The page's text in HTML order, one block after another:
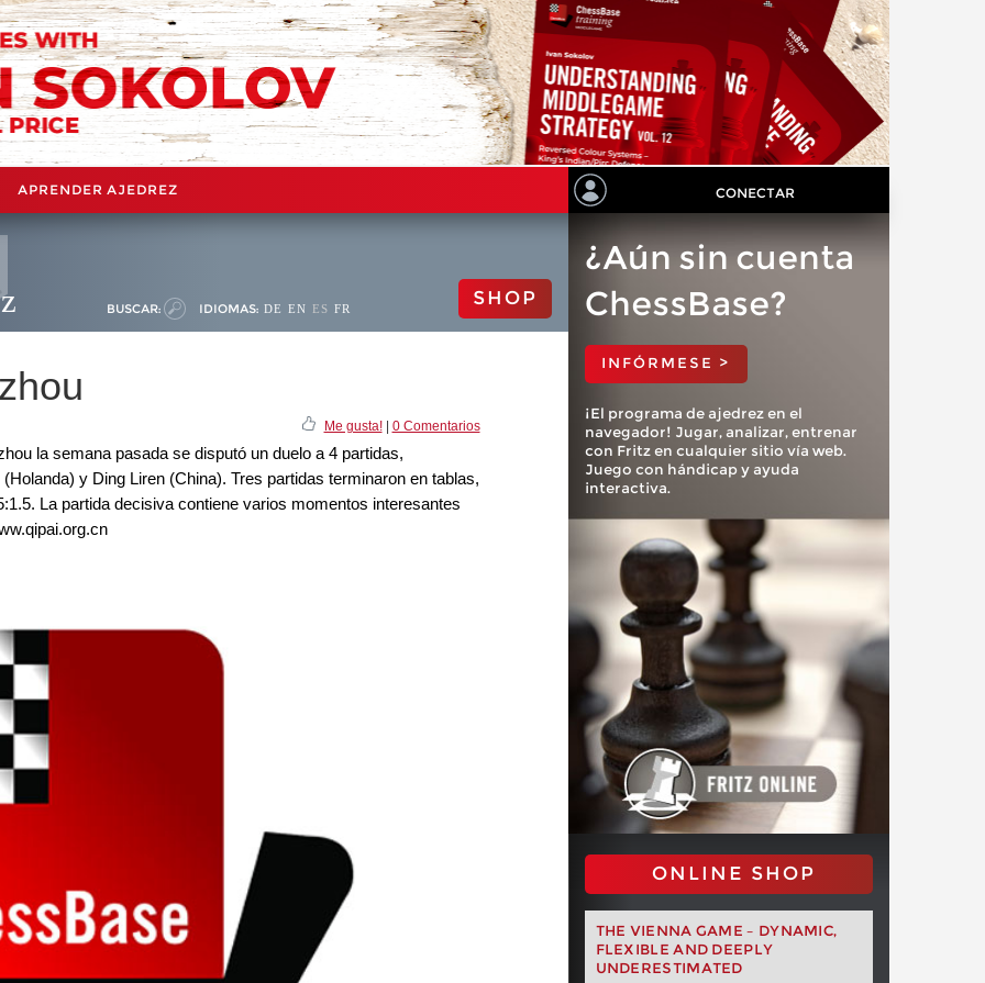
APRENDER AJEDREZ CONECTAR
BUSCAR: IDIOMAS: DE EN ES FR SHOP
Me gusta!| 0 Comentarios
la semana pasada se disputó un duelo a 4 partidas,
y Ding Liren (China). Tres partidas terminaron en tablas,
La partida decisiva contiene varios momentos interesantes
¿Aún sin cuenta
ChessBase?
INFÓRMESE >
¡El programa de ajedrez en el
navegador! Jugar, analizar, entrenar
con Fritz en cualquier sitio vía web.
Juego con hándicap y ayuda
interactiva.
ONLINE SHOP
THE VIENNA GAME – DYNAMIC,
FLEXIBLE AND DEEPLY
UNDERESTIMATED